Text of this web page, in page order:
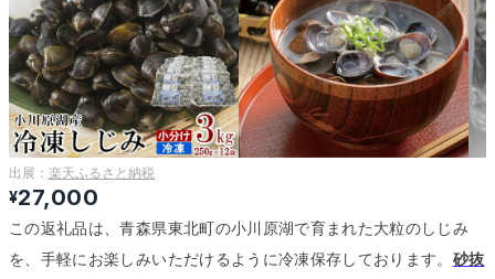
出展： 楽天ふるさと納税
¥27,000
この返礼品は、青森県東北町の小川原湖で育まれた大粒のしじみ
を、手軽にお楽しみいただけるように冷凍保存しております。 砂抜